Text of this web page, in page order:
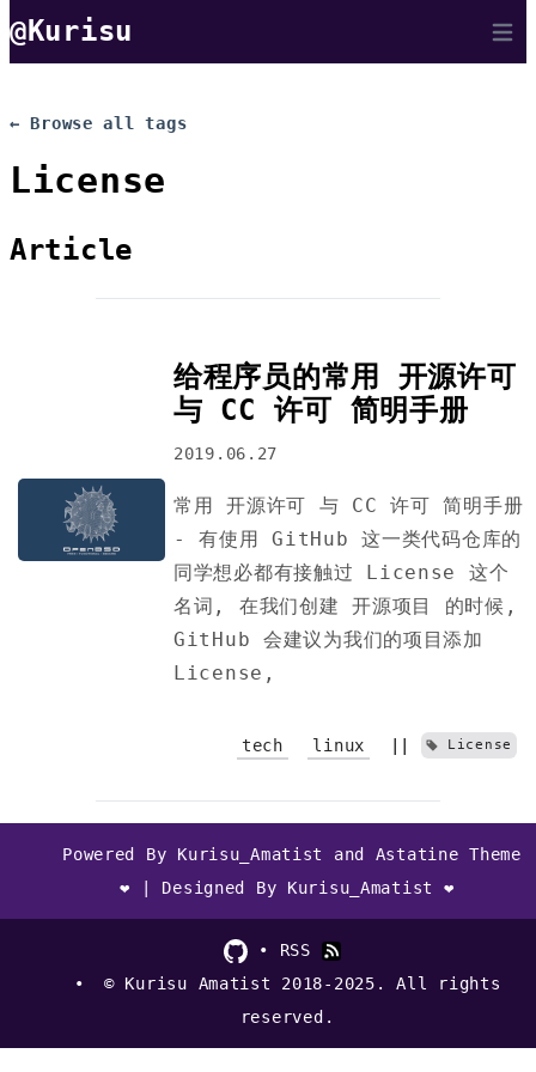
@Kurisu
← Browse all tags
License
Article
给程序员的常用 开源许可
与 CC 许可 简明手册
2019.06.27
常用 开源许可 与 CC 许可 简明手册
- 有使用 GitHub 这一类代码仓库的
同学想必都有接触过 License 这个
名词, 在我们创建 开源项目 的时候,
GitHub 会建议为我们的项目添加
License,
tech linux || License
Powered By Kurisu_Amatist and Astatine Theme
❤ | Designed By Kurisu_Amatist ❤
RSS
© Kurisu Amatist 2018-2025. All rights
reserved.